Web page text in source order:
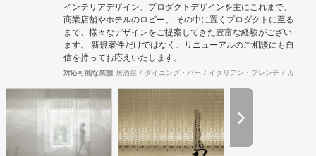
インテリアデザイン、プロダクトデザインを主にこれまで、
商業店舗やホテルのロビー、 その中に置くプロダクトに至る
まで、様々なデザインをご提案してきた豊富な経験がござい
ます。 新規案件だけではなく、リニューアルのご相談にも自
信を持ってお応えいたします。
対応可能な業態 居酒屋 ダイニング・バー イタリアン・フレンチ カフェ